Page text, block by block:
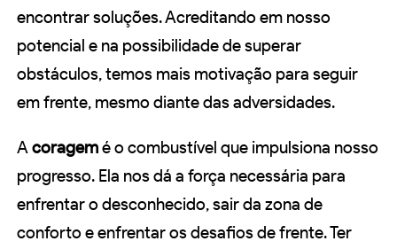
encontrar soluções. Acreditando em nosso
potencial e na possibilidade de superar
obstáculos, temos mais motivação para seguir
em frente, mesmo diante das adversidades.
Acoragemé o combustível que impulsiona nosso
progresso. Ela nos dá a força necessária para
enfrentar o desconhecido, sair da zona de
conforto e enfrentar os desafios de frente. Ter